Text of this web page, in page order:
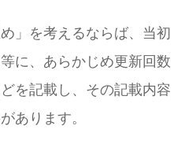
」を考えるならば、当初
に、あらかじめ更新回数
を記載し、その記載内容
あります。